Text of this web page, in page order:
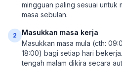
mingguan paling sesuai untuk
masa sebulan.
2
Masukkan masa kerja
Masukkan masa mula (cth:
18:00) bagi setiap hari
tengah malam dikira secara